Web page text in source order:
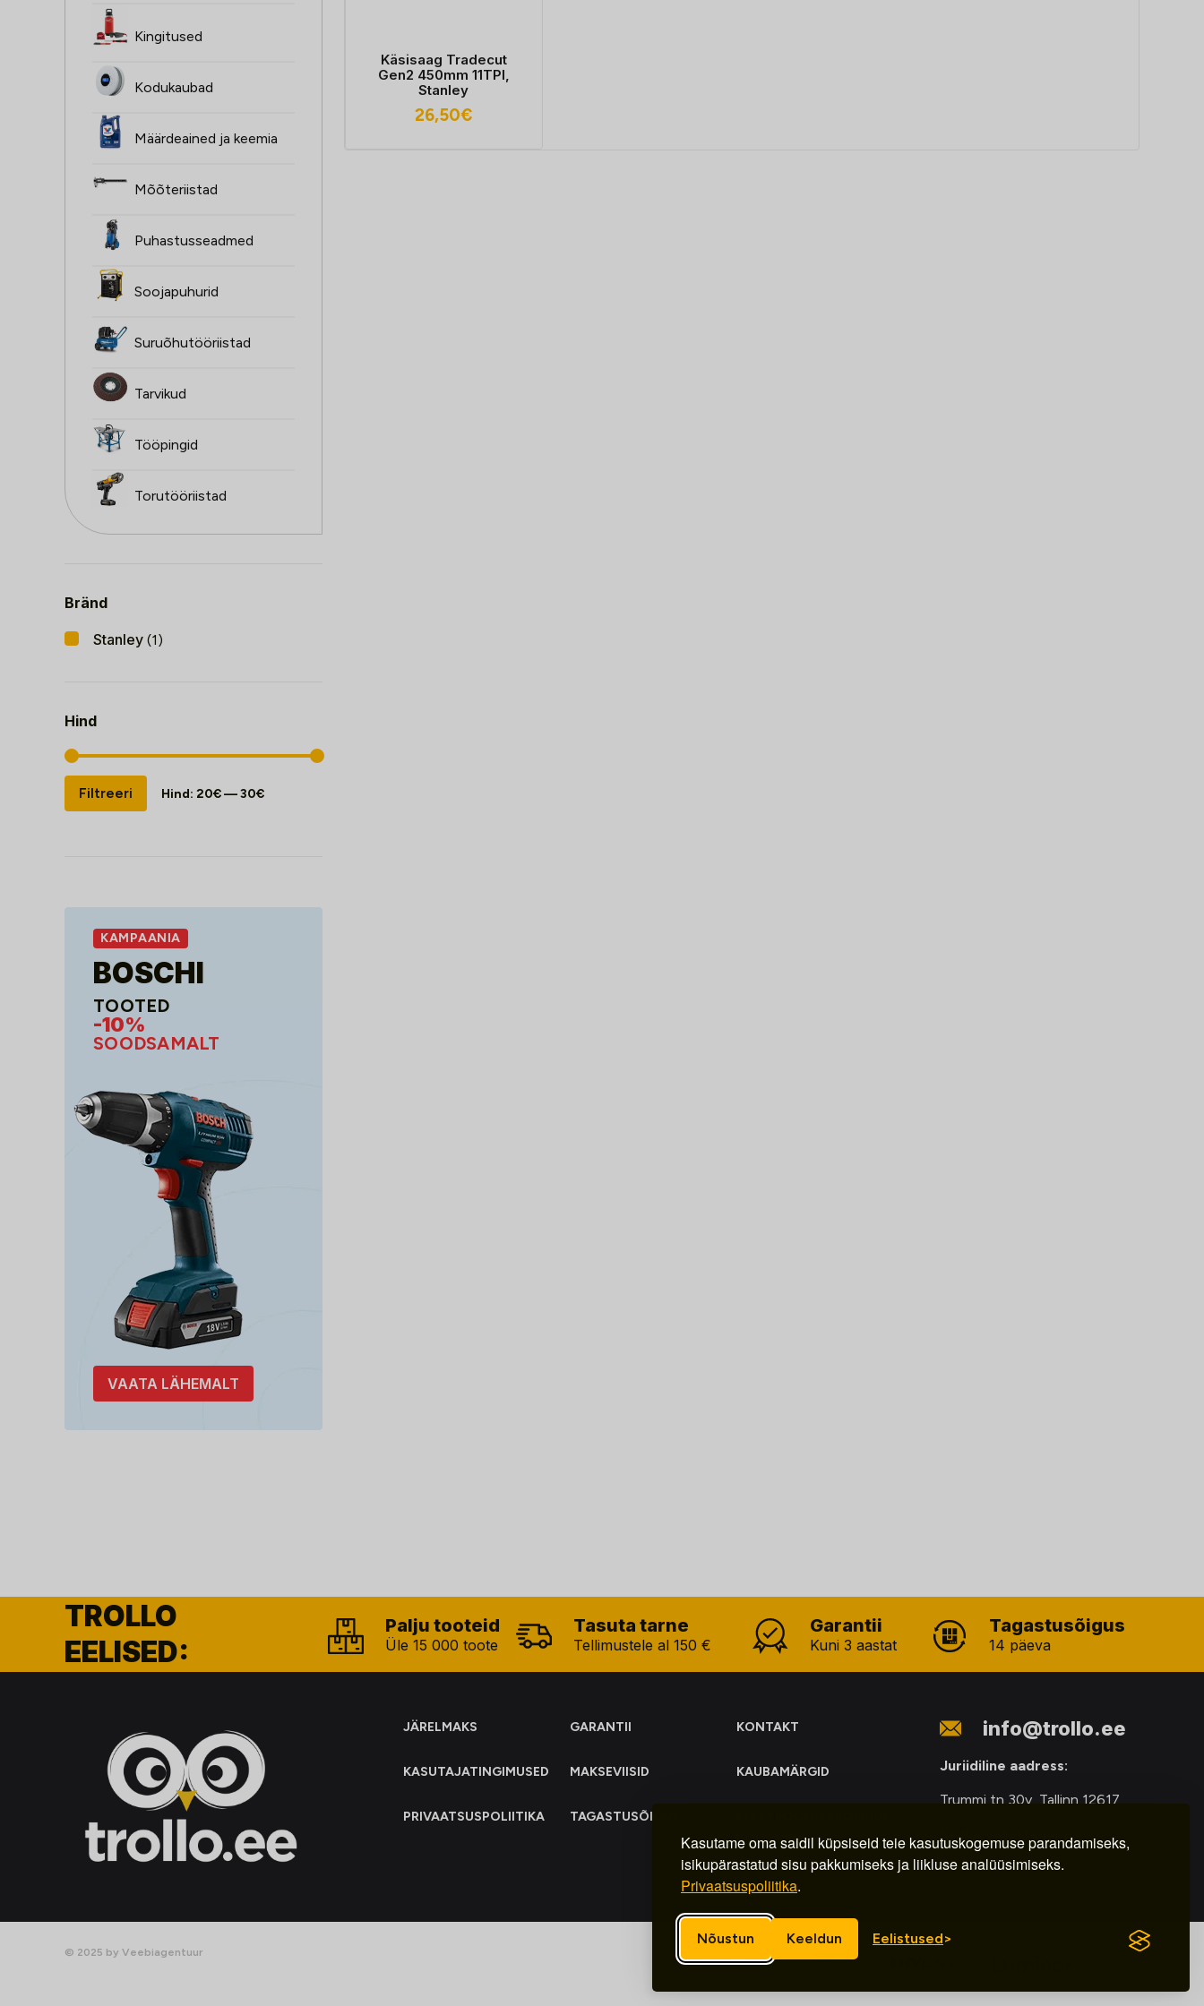
Kasutame oma saidil küpsiseid teie kasutuskogemuse parandamiseks,
isikupärastatud sisu pakkumiseks ja liikluse analüüsimiseks.
Privaatsuspoliitika.
Nõustun Keeldun Eelistused
Kingitused
Kodukaubad
Määrdeained ja keemia
Mõõteriistad
Puhastusseadmed
Soojapuhurid
Suruõhutööriistad
Tarvikud
Tööpingid
Torutööriistad
Bränd
Stanley (1)
Hind
Minimaalne
hind
Maksimaalne
hind
Filtreeri Hind: 20€—30€
KAMPAANIA
BOSCHI
TOOTED
-10%
SOODSAMALT
VAATA LÄHEMALT
Käsisaag Tradecut
Gen2 450mm 11TPI,
Stanley
26,50€
TROLLO
EELISED:
Palju tooteid
Üle 15 000 toote
Tasuta tarne
Tellimustele al 150 €
Garantii
Kuni 3 aastat
Tagastusõigus
14 päeva
JÄRELMAKS GARANTII KONTAKT
KASUTAJATINGIMUSED MAKSEVIISID KAUBAMÄRGID
PRIVAATSUSPOLIITIKA TAGASTUSÕIGUS
KOGUMINE
info@trollo.ee
Juriidiline aadress:
Trummi tn 30y, Tallinn 12617
Kauba väljastamine:
E-R – 9.00 – 18.00
© 2025 by Veebiagentuur